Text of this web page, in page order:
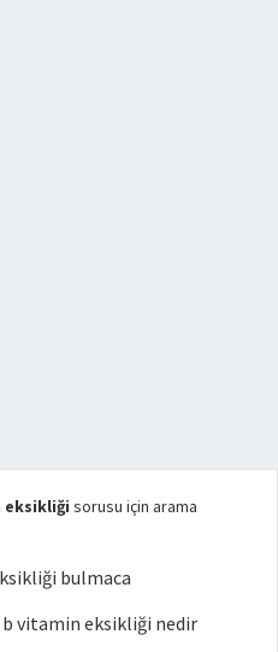
eksikliği sorusu için arama
bulmaca
vitamin eksikliği nedir